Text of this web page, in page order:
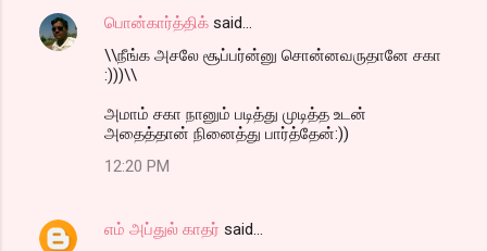
பொன்கார்த்திக் said…
\\நீங்க அசலே சூப்பர்ன்னு சொன்னவருதானே சகா
:)))\\
அமாம் சகா நானும் படித்து முடித்த உடன்
அதைத்தான் நினைத்து பார்த்தேன்:))
12:20 PM
எம் அப்துல் காதர் said…